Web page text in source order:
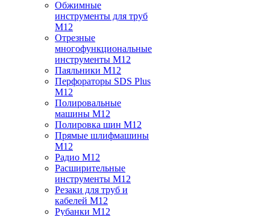
Обжимные
инструменты для труб
M12
Отрезные
многофункциональные
инструменты M12
Паяльники M12
Перфораторы SDS Plus
M12
Полировальные
машины M12
Полировка шин M12
Прямые шлифмашины
M12
Радио M12
Расширительные
инструменты M12
Резаки для труб и
кабелей M12
Рубанки M12